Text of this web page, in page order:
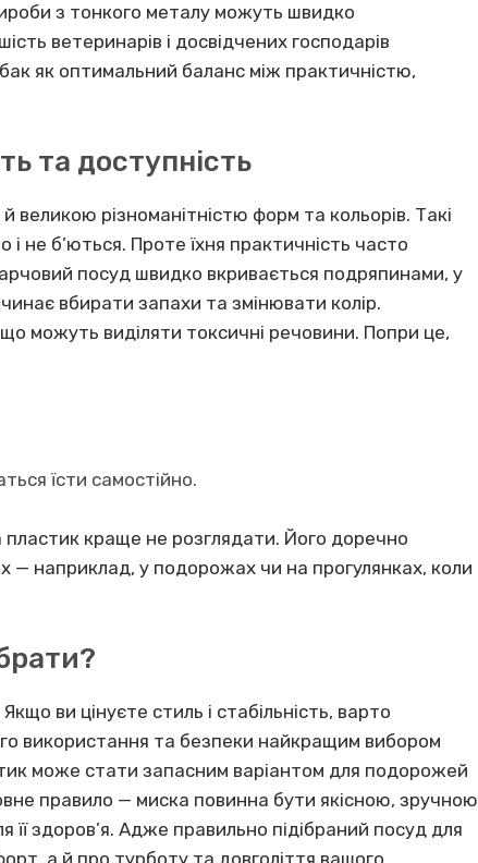
з тонкого металу можуть швидко
ветеринарів і досвідчених господарів
як оптимальний баланс між практичністю,
та доступність
різноманітністю форм та кольорів. Такі
не б’ються. Проте їхня практичність часто
посуд швидко вкривається подряпинами, у
вбирати запахи та змінювати колір.
можуть виділяти токсичні речовини. Попри це,
їсти самостійно.
пластик краще не розглядати. Його доречно
— наприклад, у подорожах чи на прогулянках, коли
ви цінуєте стиль і стабільність, варто
використання та безпеки найкращим вибором
може стати запасним варіантом для подорожей
правило — миска повинна бути якісною, зручною
здоров’я. Адже правильно підібраний посуд для
а й про турботу та довголіття вашого